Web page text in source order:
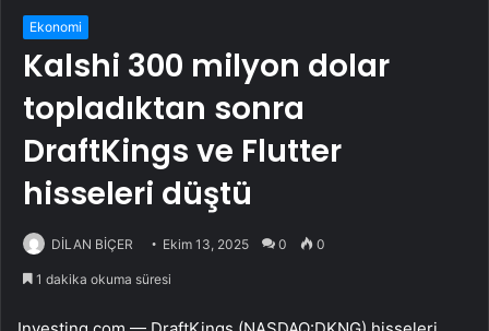
Ekonomi
Kalshi 300 milyon dolar
topladıktan sonra
DraftKings ve Flutter
hisseleri düştü
DİLAN BİÇER Ekim 13, 2025 0 0
1 dakika okuma süresi